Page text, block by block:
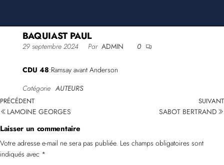
BAQUIAST PAUL
29 septembre 2024 Par ADMIN 0
CDU 48:Ramsay avant Anderson
Catégorie AUTEURS
PRÉCÉDENT
LAMOINE GEORGES
SUIVANT
SABOT BERTRAND
Laisser un commentaire
Votre adresse e-mail ne sera pas publiée. Les champs obligatoires sont
indiqués avec *